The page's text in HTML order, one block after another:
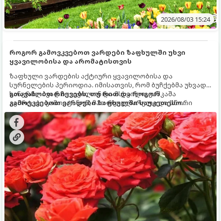
2026/08/03 15:24
როგორ გამოვკვებოთ ვარდები ზაფხულში უხვი
ყვავილობისა და არომატისთვის
ზაფხული ვარდების აქტიური ყვავილობისა და
სურნელების პერიოდია. იმისათვის, რომ ბუჩქებმა უხვად,
ხანგრძლივად იყვავილონ და მსხვილი, კაშკაშა
კვირტები გამოიტანონ, მათ რეგულარული და სწორი
გამოკვება სჭირდებათ. ზაფხულის პერიოდში მცენარის
მოთხოვნილებები იცვლება, ამიტომ მნიშვნელოვანია
ვიცოდეთ, რომელი სასუქები გამოიყენება ამ დროს.
გთავაზობთ რჩევებს, თუ რით და როგორ
გამოვკვებოთ ვარდები ზაფხულში საუკეთესო
შედეგის მისაღწევად: